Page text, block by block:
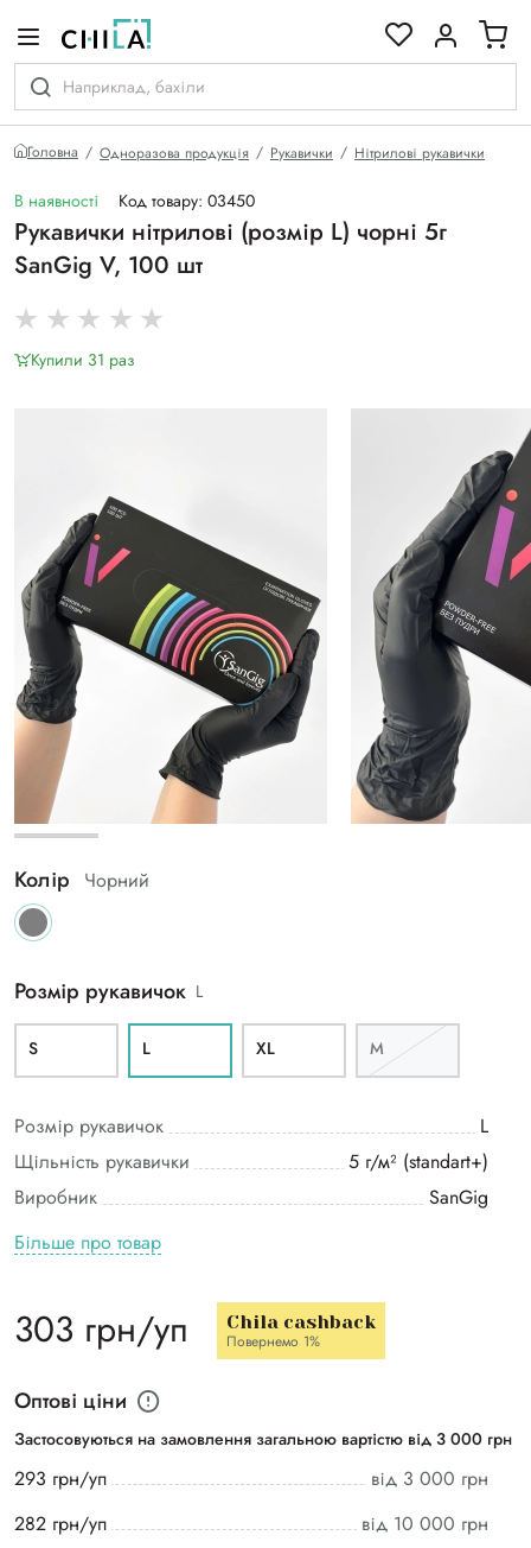
Головна Одноразова продукція Рукавички Нітрилові рукавички
В наявності Код товару: 03450
Рукавички нітрилові (розмір L) чорні 5г
SanGig V, 100 шт
Купили 31 раз
Колір Чорний
Розмір рукавичок L
S L ХL M
Розмір рукавичок
L
Щільність рукавички
5 г/м² (standart+)
Виробник
SanGig
Більше про товар
303 грн/уп Chila cashback
Повернемо 1%
Оптові ціни
Застосовуються на замовлення загальною вартістю від 3 000 грн
293 грн/уп
від 3 000 грн
282 грн/уп
від 10 000 грн
гамі